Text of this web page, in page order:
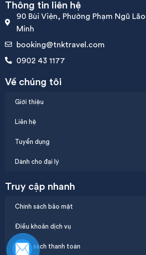
Thông tin liên hệ
90 Bùi Viện, Phường Phạm Ngũ
Minh
booking@tnktravel.com
0902 43 1177
Về chúng tôi
Giới thiệu
Liên hệ
Tuyển dụng
Dành cho đại lý
Truy cập nhanh
Chính sách bảo mật
Điều khoản dịch vụ
Chính sách thanh toán